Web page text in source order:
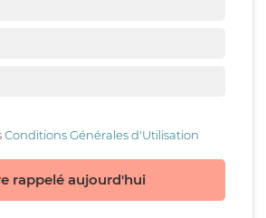
Conditions Générales d'Utilisation
rappelé aujourd'hui